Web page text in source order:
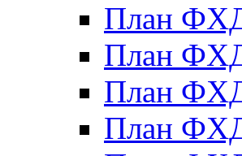
План
План
План
План